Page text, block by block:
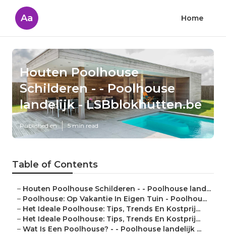
Aa Home
Houten Poolhouse
Schilderen - - Poolhouse
landelijk - LSBblokhutten.be
Published en 5 min read
Table of Contents
– Houten Poolhouse Schilderen - - Poolhouse land...
– Poolhouse: Op Vakantie In Eigen Tuin - Poolhou...
– Het Ideale Poolhouse: Tips, Trends En Kostprij...
– Het Ideale Poolhouse: Tips, Trends En Kostprij...
– Wat Is Een Poolhouse? - - Poolhouse landelijk ...